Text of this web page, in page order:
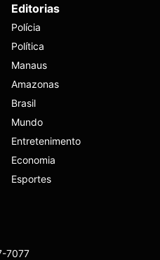
Editorias
Polícia
Política
Manaus
Amazonas
Brasil
Mundo
Entretenimento
Economia
Esportes
7077